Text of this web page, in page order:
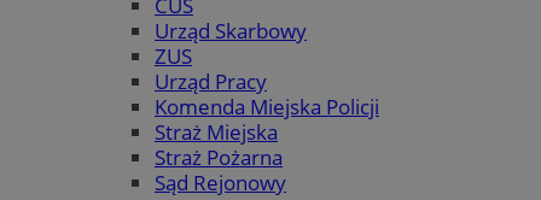
Urząd Skarbowy
ZUS
Urząd Pracy
Komenda Miejska Policji
Straż Miejska
Straż Pożarna
Sąd Rejonowy